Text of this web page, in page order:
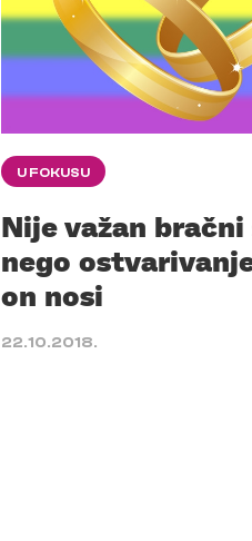
U FOKUSU
Nije važan
nego
on nosi
22.10.2018.